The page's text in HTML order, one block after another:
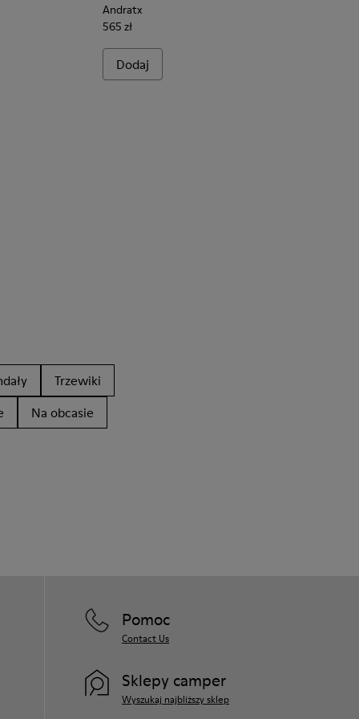
Andratx
565 zł
Dodaj
Trzewiki
Na obcasie
Pomoc
Contact Us
Sklepy camper
Wyszukaj najbliższy sklep